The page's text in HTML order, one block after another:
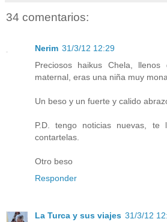
34 comentarios:
Nerim 31/3/12 12:29
Preciosos haikus Chela,
maternal, eras una niña muy mona.
Un beso y un fuerte y calido
P.D. tengo noticias nuevas, te
contartelas.
Otro beso
Responder
La Turca y sus viajes 31/3/12